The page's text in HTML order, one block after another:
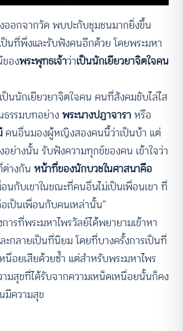
ออกจากวัด พบปะกับชุมชนมากยิ่งขึ้น
ป็นที่พึ่งและรับฟังคนอีกด้วย โดยพระมหา
องพระพุทธเจ้าว่าเป็นนักเยียวยาจิตใจคน
ป็นนักเยียวยาจิตใจคน คนที่สังคมขับไล่ไส
ธรรมบทอย่างพระนางปฏาจาราหรือ
คนอื่นมองผู้หญิงสองคนนี้ว่าเป็นบ้า แต่
อย่างนั้น รับฟังความทุกข์ของคน เข้าใจว่า
างกัน หน้าที่ของนักบวชในศาสนาคือ
อนกับเขาในขณะที่คนอื่นไม่เป็นเพื่อนเขา ที่
เป็นเพื่อนกับคนเหล่านั้น”
ารที่พระมหาไพรวัลย์ได้พยายามเข้าหา
ะกลายเป็นที่นิยม โดยที่บางครั้งการเป็นที่
นื่อยเสียด้วยซ้ำ แต่สำหรับพระมหาไพร
มสุขที่ได้รับจากความเหน็ดเหนื่อยนั้นก็คง
มีความสุข